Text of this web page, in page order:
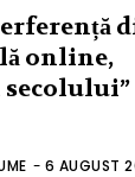
online,
- 6 AUGUST